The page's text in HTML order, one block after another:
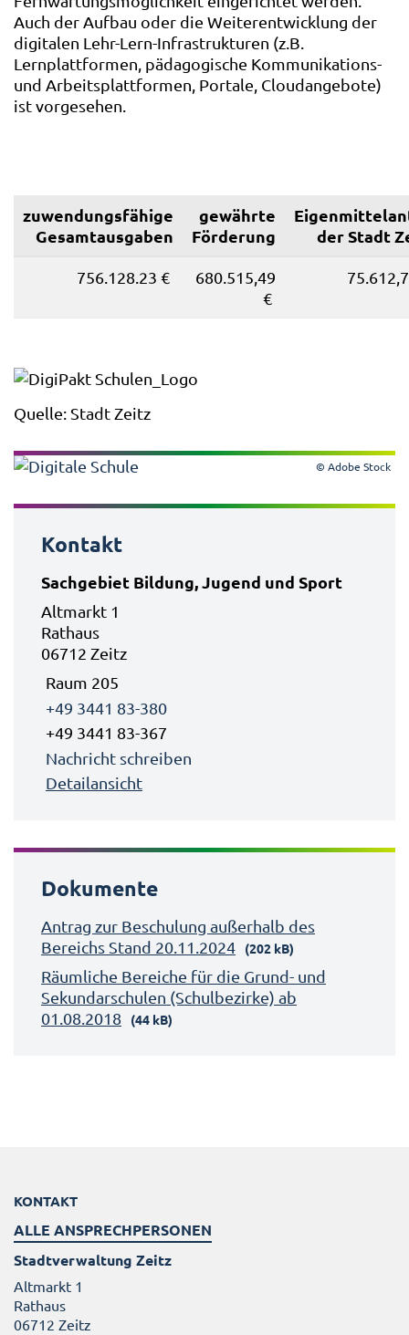
Auch der Aufbau oder die Weiterentwicklung der
digitalen Lehr-Lern-Infrastrukturen (z.B.
Lernplattformen, pädagogische Kommunikations-
und Arbeitsplattformen, Portale, Cloudangebote)
ist vorgesehen.
zuwendungsfähige
Gesamtausgaben
gewährte
Förderung
der Stadt
756.128.23 €
680.515,49
€
Quelle: Stadt Zeitz
© Adobe Stock
Kontakt
Sachgebiet Bildung, Jugend und Sport
Altmarkt 1
Rathaus
06712 Zeitz
Raum 205
+49 3441 83-380
+49 3441 83-367
Nachricht schreiben
Detailansicht
Dokumente
Antrag zur Beschulung außerhalb des
Bereichs Stand 20.11.2024
(202 kB)
Räumliche Bereiche für die Grund- und
Sekundarschulen (Schulbezirke) ab
01.08.2018
(44 kB)
KONTAKT
ALLE ANSPRECHPERSONEN
Stadtverwaltung Zeitz
Altmarkt 1
Rathaus
06712 Zeitz